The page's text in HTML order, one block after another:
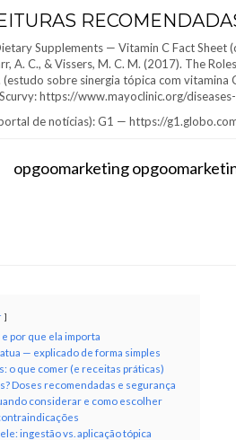
Supplements — Vitamin C Fact
A. C., & Vissers, M. C. M. (2017). The
(estudo sobre sinergia tópica com
https://www.mayoclinic.org/
de notícias): G1 — https://
opgoomarketing
por que ela importa
atua — explicado de forma simples
o que comer (e receitas práticas)
Doses recomendadas e segurança
considerar e como escolher
ingestão vs. aplicação tópica